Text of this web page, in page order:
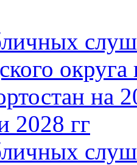
на
2028 гг